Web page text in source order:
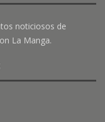
noticiosos de
La Manga.